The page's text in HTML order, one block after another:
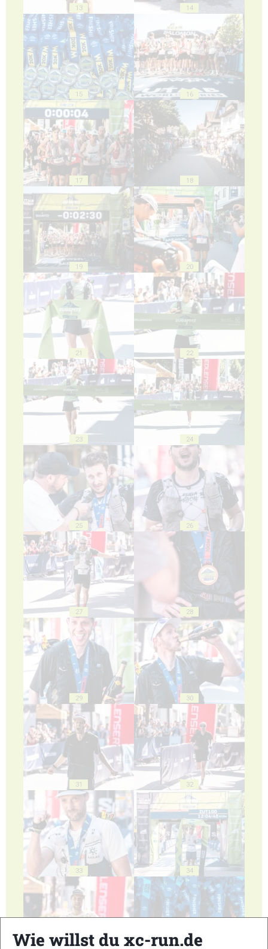
13 14
15 16
17 18
19 20
21 22
23 24
25 26
27 28
29 30
31 32
33 34
Wie willst du xc-run.de